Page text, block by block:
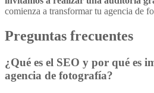
comienza a transformar tu agencia de
Preguntas frecuentes
¿Qué es el SEO y por qué es
agencia de fotografía?